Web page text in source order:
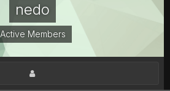
nedo
Active Members